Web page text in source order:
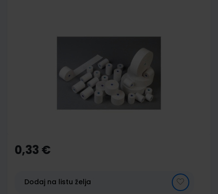
the
beginning
gallery
0,33 €
Dodaj na listu želja